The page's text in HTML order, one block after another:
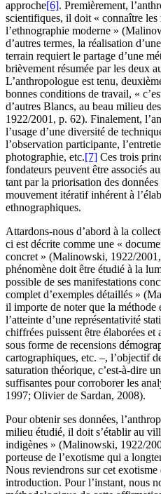
approche[6]. Premièrement,
scientifiques, il doit « connaître les
l’ethnographie moderne »
d’autres termes, la réalisation
terrain requiert le partage d’une
brièvement résumée par les deux
L’anthropologue est tenu,
bonnes conditions de travail, «
d’autres Blancs, au beau milieu
1922/2001, p. 62). Finalement,
l’usage d’une diversité de
l’observation participante,
photographie, etc.[7] Ces trois
fondateurs peuvent être associés
tant par la priorisation des
mouvement itératif inhérent à
ethnographiques.
Attardons-nous d’abord à la
ci est décrite comme une «
concret » (Malinowski, 1922/
phénomène doit être étudié à la
possible de ses manifestations
complet d’exemples détaillés »
il importe de noter que la méthode
l’atteinte d’une représentativité
chiffrées puissent être élaborées et
sous forme de recensions
cartographiques, etc. –, l’objectif
saturation théorique, c’est-à-dire
suffisantes pour corroborer les
1997; Olivier de Sardan, 2008).
Pour obtenir ses données,
milieu étudié, il doit s’établir au
indigènes » (Malinowski, 1922/
porteuse de l’exotisme qui a
Nous reviendrons sur cet
introduction. Pour l’instant, nous